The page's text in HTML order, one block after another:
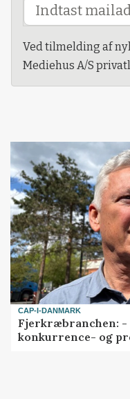
Ved tilmelding af
Mediehus A/S
CAP-I-DANMARK
Fjerkræbranchen: -
konkurrence- og